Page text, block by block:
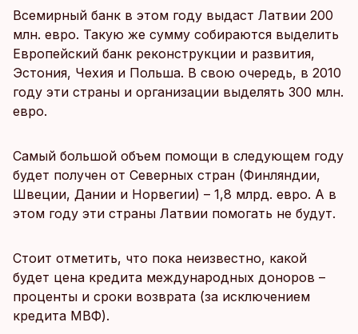
Всемирный банк в этом году выдаст Латвии 200
млн. евро. Такую же сумму собираются выделить
Европейский банк реконструкции и развития,
Эстония, Чехия и Польша. В свою очередь, в 2010
году эти страны и организации выделять 300 млн.
евро.
Самый большой объем помощи в следующем году
будет получен от Северных стран (Финляндии,
Швеции, Дании и Норвегии) – 1,8 млрд. евро. А в
этом году эти страны Латвии помогать не будут.
Стоит отметить, что пока неизвестно, какой
будет цена кредита международных доноров –
проценты и сроки возврата (за исключением
кредита МВФ).